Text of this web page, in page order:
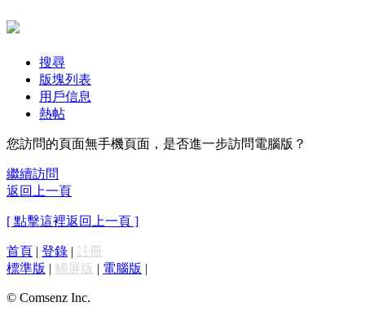
搜尋
版塊列表
用戶信息
熱帖
您訪問的頁面無手機頁面，是否進一步訪問電腦版？
繼續訪問
返回上一頁
[ 點擊這裡返回上一頁 ]
首頁 | 登錄 | 註冊
標準版 | 觸屏版 | 電腦版 |
© Comsenz Inc.